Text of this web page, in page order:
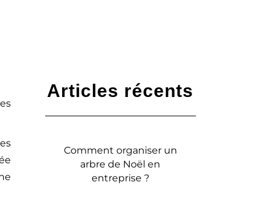
Articles récents
Comment organiser un
arbre de Noël en
entreprise ?